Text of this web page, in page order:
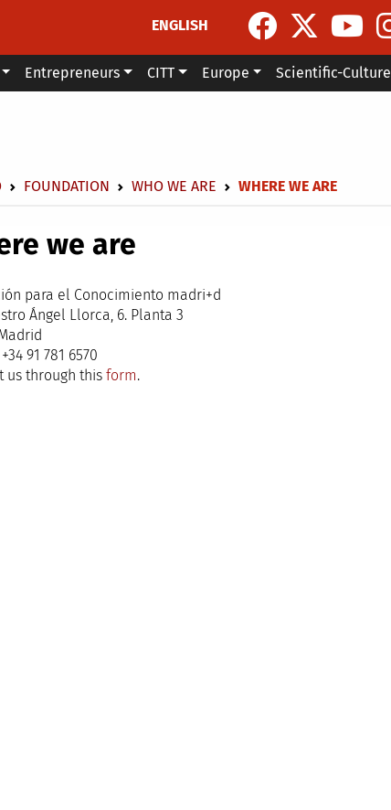
ENGLISH
Entrepreneurs CITT Europe Scientific-Culture
FOUNDATION WHO WE ARE WHERE WE ARE
we are
para el Conocimiento madri+d
Ángel Llorca, 6. Planta 3
91 781 6570
us through this form.